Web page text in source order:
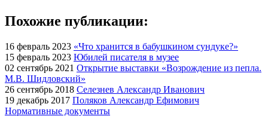
Похожие публикации:
16 февраль 2023 «Что хранится в бабушкином сундуке?»
15 февраль 2023 Юбилей писателя в музее
02 сентябрь 2021 Открытие выставки «Возрождение из пепла.
М.В. Шидловский»
26 сентябрь 2018 Селезнев Александр Иванович
19 декабрь 2017 Поляков Александр Ефимович
Нормативные документы